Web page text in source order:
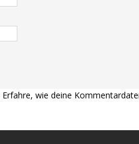
Erfahre, wie deine